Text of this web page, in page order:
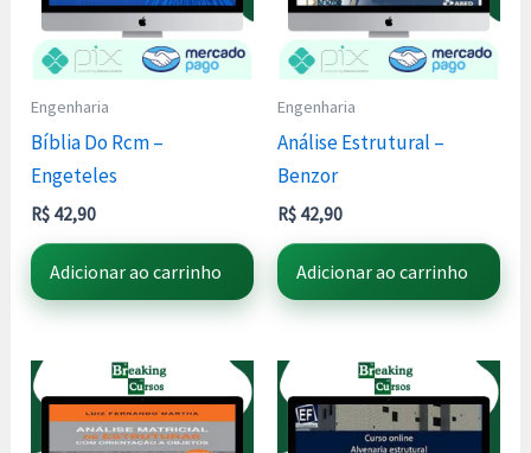
Engenharia
Bíblia Do Rcm –
Engeteles
R$ 42,90
Adicionar ao carrinho
Engenharia
Análise Estrutural –
Benzor
R$ 42,90
Adicionar ao carrinho